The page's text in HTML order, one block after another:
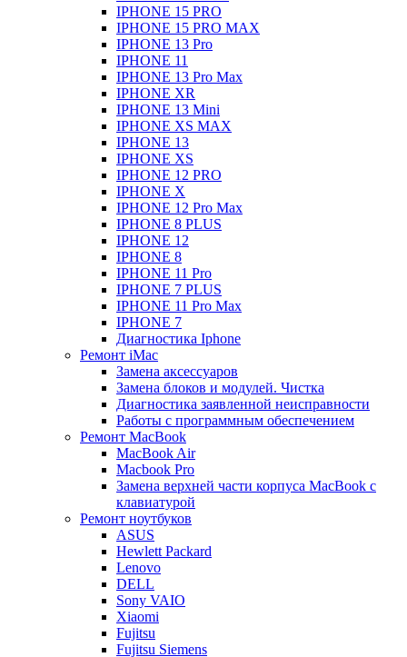
IPHONE 15 PRO
IPHONE 15 PRO MAX
IPHONE 13 Pro
IPHONE 11
IPHONE 13 Pro Max
IPHONE XR
IPHONE 13 Mini
IPHONE XS MAX
IPHONE 13
IPHONE XS
IPHONE 12 PRO
IPHONE X
IPHONE 12 Pro Max
IPHONE 8 PLUS
IPHONE 12
IPHONE 8
IPHONE 11 Pro
IPHONE 7 PLUS
IPHONE 11 Pro Max
IPHONE 7
Диагностика Iphone
Ремонт iMac
Замена аксессуаров
Замена блоков и модулей. Чистка
Диагностика заявленной неисправности
Работы с программным обеспечением
Ремонт MacBook
MacBook Air
Macbook Pro
Замена верхней части корпуса MacBook с
клавиатурой
Ремонт ноутбуков
ASUS
Hewlett Packard
Lenovo
DELL
Sony VAIO
Xiaomi
Fujitsu
Fujitsu Siemens